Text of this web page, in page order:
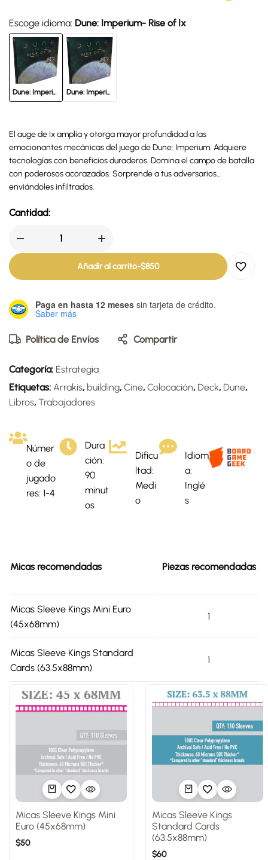
Escoge idioma: Dune: Imperium- Rise of Ix
Dune: Imperium- Rise of Ix Dune: Imperium - Auge de IX
El auge de Ix amplía y otorga mayor profundidad a las
emocionantes mecánicas del juego de Dune: Imperium. Adquiere
tecnologías con beneficios duraderos. Domina el campo de batalla
con poderosos acorazados. Sorprende a tus adversarios
enviándoles infiltrados.
Cantidad:
Añadir al carrito-$850
Paga en hasta 12 meses sin tarjeta de crédito.
Saber más
Política de Envíos Compartir
Categoría: Estrategia
Etiquetas: Arrakis, building, Cine, Colocación, Deck, Dune,
Libros, Trabajadores
Númer
o de
jugado
res: 1-4
Dura
ción:
90
minut
os
Dificu
ltad:
Medi
o
Idiom
a:
Inglé
s
Micas recomendadas Piezas recomendadas
Micas Sleeve Kings Mini Euro
(45x68mm)
1
Micas Sleeve Kings Standard
Cards (63.5x88mm)
1
Micas Sleeve Kings Mini
Euro (45x68mm)
$50
Micas Sleeve Kings
Standard Cards
(63.5x88mm)
$60